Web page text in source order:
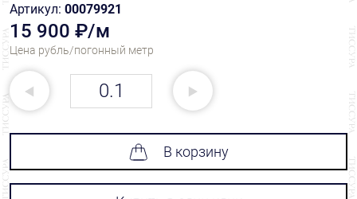
Артикул: 00079921
15 900 ₽/м
Цена рубль/погонный метр
В корзину